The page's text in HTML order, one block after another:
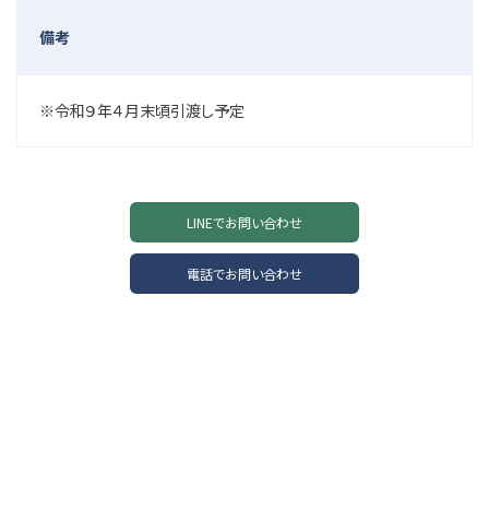
備考
※令和９年４月末頃引渡し予定
LINEでお問い合わせ
電話でお問い合わせ